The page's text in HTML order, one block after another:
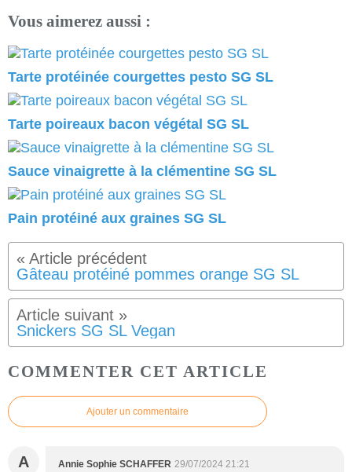
Vous aimerez aussi :
Tarte protéinée courgettes pesto SG SL
Tarte poireaux bacon végétal SG SL
Sauce vinaigrette à la clémentine SG SL
Pain protéiné aux graines SG SL
Gâteau protéiné pommes orange SG SL
Snickers SG SL Vegan
COMMENTER CET ARTICLE
Ajouter un commentaire
A Annie Sophie SCHAFFER 29/07/2024 21:21